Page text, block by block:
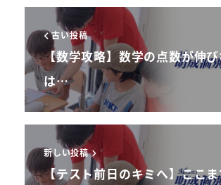
古い投稿
【数学攻略】数学の点数が伸
は…
新しい投稿
【テスト前日のキミへ】ここ